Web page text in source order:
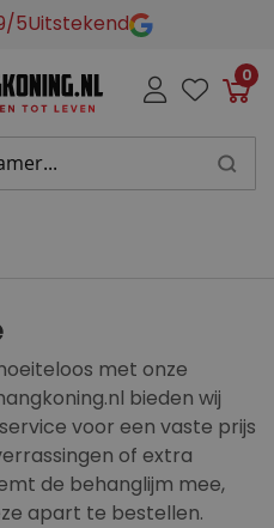
5Uitstekend
0
met onze
bieden wij
voor een vaste prijs
of extra
de behanglijm mee,
apart te bestellen.